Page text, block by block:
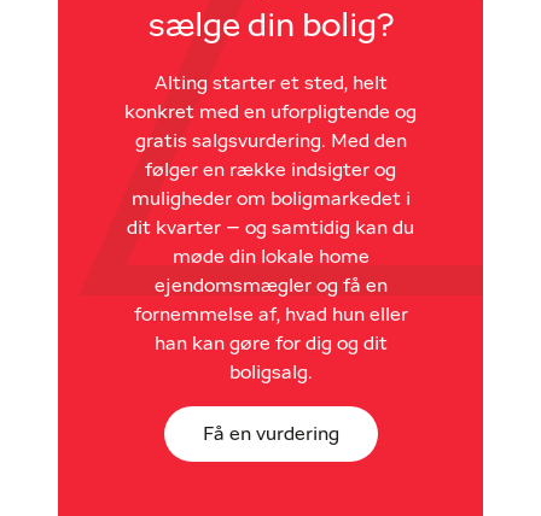
sælge din bolig?
Alting starter et sted, helt
konkret med en uforpligtende og
gratis salgsvurdering. Med den
følger en række indsigter og
muligheder om boligmarkedet i
dit kvarter – og samtidig kan du
møde din lokale home
ejendomsmægler og få en
fornemmelse af, hvad hun eller
han kan gøre for dig og dit
boligsalg.
Få en vurdering